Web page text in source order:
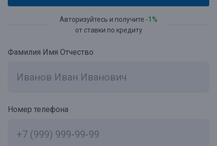
Авторизуйтесь и получите -1%
от ставки по кредиту
Фамилия Имя Отчество
Номер телефона